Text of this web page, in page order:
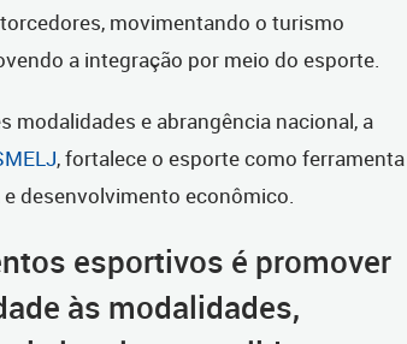
movimentando o turismo
a integração por meio do esporte.
modalidades e abrangência nacional, a
, fortalece o esporte como ferramenta
desenvolvimento econômico.
esportivos é promover
às modalidades,